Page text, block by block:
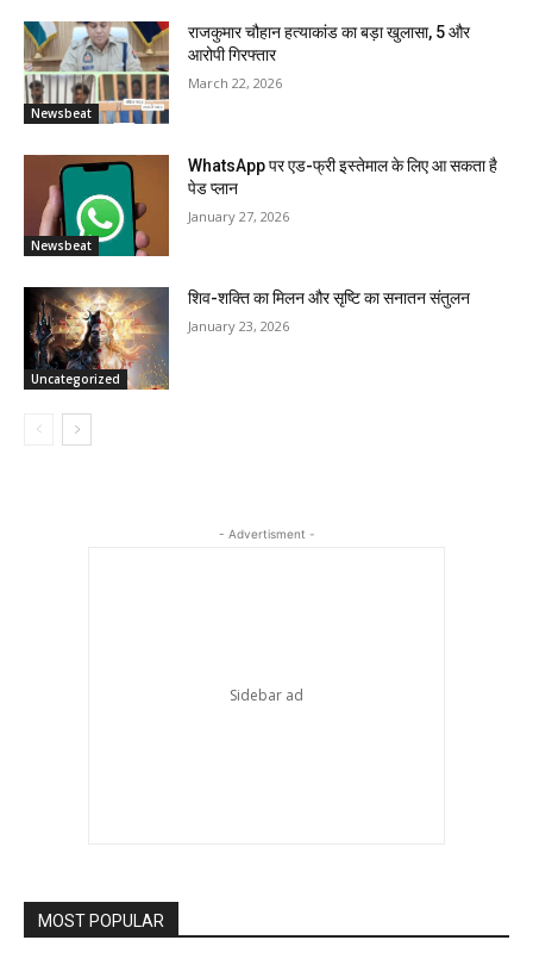
Newsbeat
राजकुमार चौहान हत्याकांड का बड़ा खुलासा, 5 और
आरोपी गिरफ्तार
March 22, 2026
Newsbeat
WhatsApp पर एड-फ्री इस्तेमाल के लिए आ सकता है
पेड प्लान
January 27, 2026
Uncategorized
शिव-शक्ति का मिलन और सृष्टि का सनातन संतुलन
January 23, 2026
- Advertisment -
MOST POPULAR